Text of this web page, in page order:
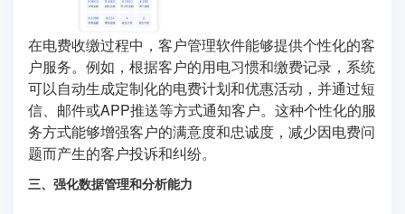
在电费收缴过程中，客户管理软件能够提供个性化的客
户服务。例如，根据客户的用电习惯和缴费记录，系统
可以自动生成定制化的电费计划和优惠活动，并通过短
信、邮件或APP推送等方式通知客户。这种个性化的服
务方式能够增强客户的满意度和忠诚度，减少因电费问
题而产生的客户投诉和纠纷。
三、强化数据管理和分析能力